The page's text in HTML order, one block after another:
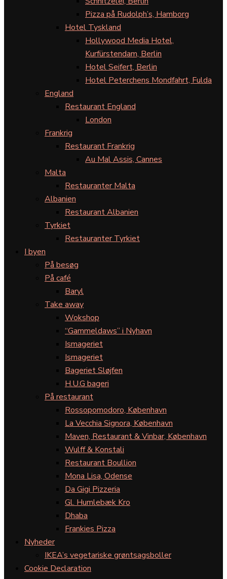
Pizza på Rudolph’s, Hamborg
Hotel Tyskland
Hollywood Media Hotel,
Kurfürstendam, Berlin
Hotel Seifert, Berlin
Hotel Peterchens Mondfahrt, Fulda
England
Restaurant England
London
Frankrig
Restaurant Frankrig
Au Mal Assis, Cannes
Malta
Restauranter Malta
Albanien
Restaurant Albanien
Tyrkiet
Restauranter Tyrkiet
I byen
På besøg
På café
Baryl
Take away
Wokshop
“Gammeldaws” i Nyhavn
Ismageriet
Ismageriet
Bageriet Sløjfen
H.U.G bageri
På restaurant
Rossopomodoro, København
La Vecchia Signora, København
Maven, Restaurant & Vinbar, København
Wulff & Konstali
Restaurant Boullion
Mona Lisa, Odense
Da Gigi Pizzeria
Gl. Humlebæk Kro
Dhaba
Frankies Pizza
Nyheder
IKEA’s vegetariske grøntsagsboller
Cookie Declaration